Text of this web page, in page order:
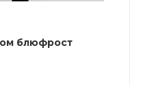
блюфрост